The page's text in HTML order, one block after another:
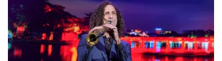
Giải sao mai
Sao
Làm đẹp
Chất lượng cuộc sống
Giáo dục
Tuyển sinh
Học trực tuyến
Công nghệ
Hitech Công nghệ tương lai